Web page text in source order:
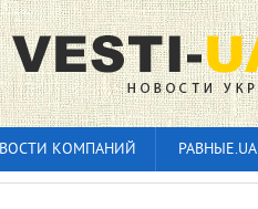
КОМПАНИЙ РАВНЫЕ.UA